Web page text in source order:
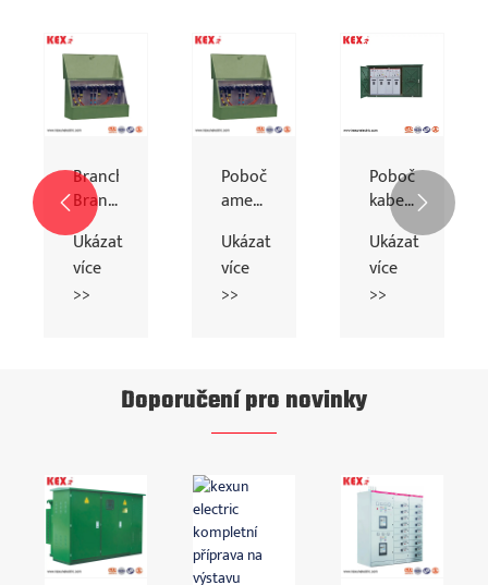
Branch
Branch
Box
15KV
American
Cable
Ukázat
více
>>
Pobočka
americké
box
25 kV
Ukázat
více
>>
Pobočka
kabelu
načtení
načtení
Ukázat
více
>>
 
Doporučení pro novinky